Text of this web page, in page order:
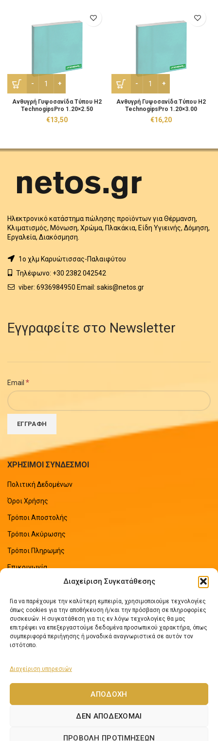
Διαχείριση Συγκατάθεσης
Για να παρέχουμε την καλύτερη εμπειρία, χρησιμοποιούμε τεχνολογίες
όπως cookies για την αποθήκευση ή/και την πρόσβαση σε πληροφορίες
συσκευών. Η συγκατάθεση για τις εν λόγω τεχνολογίες θα μας
επιτρέψει να επεξεργαστούμε δεδομένα προσωπικού χαρακτήρα, όπως
συμπεριφορά περιήγησης ή μοναδικά αναγνωριστικά σε αυτόν τον
ιστότοπο.
Διαχείριση υπηρεσιών
ΑΠΟΔΟΧΉ
ΔΕΝ ΑΠΟΔΈΧΟΜΑΙ
ΠΡΟΒΟΛΉ ΠΡΟΤΙΜΉΣΕΩΝ
Aνθυγρή Γυψοσανίδα Τύπου H2 TechnogipsPro 1.20x2.50
Aνθυγρή Γυψοσανίδα Τύπου H2
TechnogipsPro 1.20×2.50
€13,50
Aνθυγρή Γυψοσανίδα
Aνθυγρή Γυψοσανίδα Τύπου H2
TechnogipsPro 1.20×3.00
€16,20
Ηλεκτρονικό κατάστημα πώλησης προϊόντων για Θέρμανση,
Κλιματισμός, Μόνωση, Χρώμα, Πλακάκια, Είδη Υγιεινής, Δόμηση,
Εργαλεία, Διακόσμηση.
1o χλμ Καρυώτισσας-Παλαιφύτου
Τηλέφωνο: +30 2382 042542
viber: 6936984950 Email: sakis@netos.gr
Εγγραφείτε στο Newsletter
Email *
ΧΡΗΣΙΜΟΙ ΣΥΝΔΕΣΜΟΙ
Πολιτική Δεδομένων
Όροι Χρήσης
Τρόποι Αποστολής
Τρόποι Ακύρωσης
Τρόποι Πληρωμής
Επικοινωνία
ΠΡΟΣΦΑΤΑ ΑΡΘΡΑ
Οδηγός Εξοικονόμησης Ενέργειας
No Comments
Πως να επιλέξετε ηλιακό θερμοσίφωνα
Τεχνολογιών.